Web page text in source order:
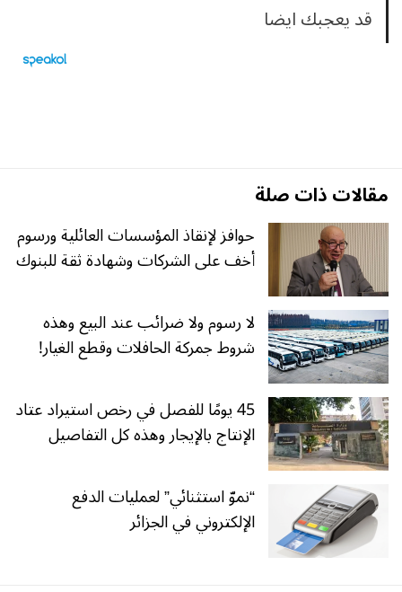
قد يعجبك ايضا
مقالات ذات صلة
حوافز لإنقاذ المؤسسات العائلية ورسوم
أخف على الشركات وشهادة ثقة للبنوك
لا رسوم ولا ضرائب عند البيع وهذه
شروط جمركة الحافلات وقطع الغيار!
45 يومًا للفصل في رخص استيراد عتاد
الإنتاج بالإيجار وهذه كل التفاصيل
“نموّ استثنائي” لعمليات الدفع
الإلكتروني في الجزائر